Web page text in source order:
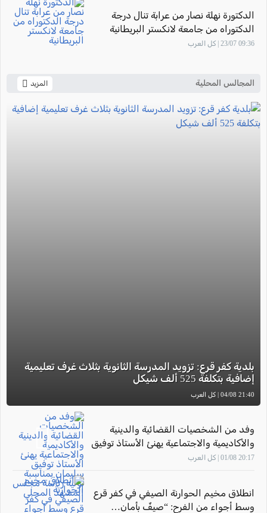
الدكتورة نهلة نصار من عرابة تنال درجة
الدكتوراه من جامعة لانكستر البريطانية
09:36 23/07 | كل العرب
المجالس المحلية المزيد
بلدية كفر قرع: تزويد المدرسة الثانوية بثلاث غرف تعليمية
إضافية بتكلفة 525 ألف شيكل
21:40 04/08 | كل العرب
وفد من الشخصيات القضائية والدينية
والأكاديمية والاجتماعية يهنئ الأستاذ توفيق
سليمان بمناسبة توليه رئاسة مجلس
20:17 01/08 | كل العرب
انطلاق مخيم الحوارنة الصيفي في كفر قرع
وسط أجواء من الفرح: “صيفٌ بأمان…